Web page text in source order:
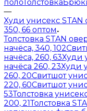
полоТолстовка
—
Худи унисекс STAN
350, 66 оптом
Толстовка STAN
начёса, 340, 102
начёса, 260, 63Худи
начёса 260, 23Худи
260, 20Свитшот
220, 60Свитшот
53Толстовка
200, 21Толстовка